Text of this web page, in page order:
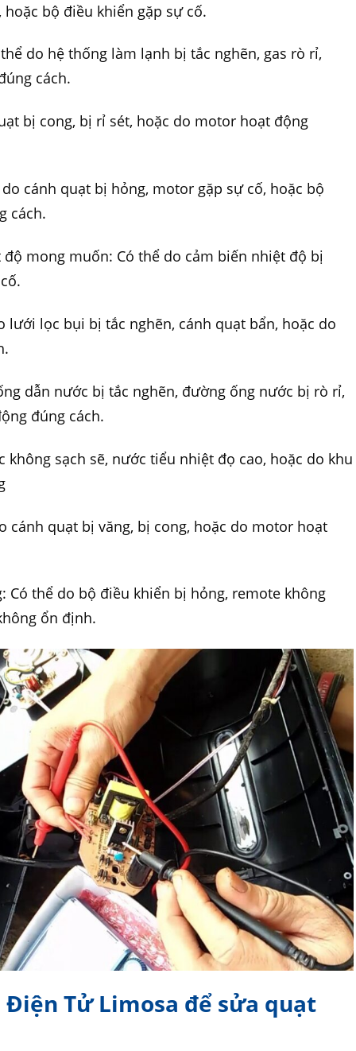
bộ điều khiển gặp sự cố.
do hệ thống làm lạnh bị tắc nghẽn, gas rò rỉ,
cách.
bị cong, bị rỉ sét, hoặc do motor hoạt động
cánh quạt bị hỏng, motor gặp sự cố, hoặc bộ
cách.
mong muốn: Có thể do cảm biến nhiệt độ bị
lưới lọc bụi bị tắc nghẽn, cánh quạt bẩn, hoặc do
dẫn nước bị tắc nghẽn, đường ống nước bị rò rỉ,
đúng cách.
sạch sẽ, nước tiểu nhiệt đọ cao, hoặc do khu
cánh quạt bị văng, bị cong, hoặc do motor hoạt
Có thể do bộ điều khiển bị hỏng, remote không
ổn định.
Điện Tử Limosa để sửa quạt